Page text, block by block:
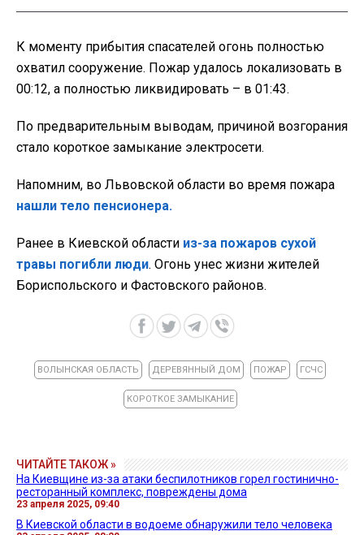
К моменту прибытия спасателей огонь полностью
охватил сооружение. Пожар удалось локализовать в
00:12, а полностью ликвидировать – в 01:43.
По предварительным выводам, причиной возгорания
стало короткое замыкание электросети.
Напомним, во Львовской области во время пожара
нашли тело пенсионера.
Ранее в Киевской области из-за пожаров сухой
травы погибли люди. Огонь унес жизни жителей
Бориспольского и Фастовского районов.
ВОЛЫНСКАЯ ОБЛАСТЬ ДЕРЕВЯННЫЙ ДОМ ПОЖАР ГСЧС
КОРОТКОЕ ЗАМЫКАНИЕ
ЧИТАЙТЕ ТАКОЖ »
На Киевщине из-за атаки беспилотников горел гостинично-
ресторанный комплекс, повреждены дома
23 апреля 2025, 09:40
В Киевской области в водоеме обнаружили тело человека